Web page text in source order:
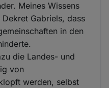
Meines Wissens
Gabriels, dass
in den
die Landes- und
von
werden, selbst